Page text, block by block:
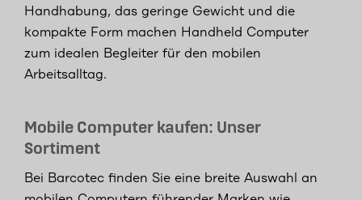
Handhabung, das geringe Gewicht und die
kompakte Form machen Handheld Computer
zum idealen Begleiter für den mobilen
Arbeitsalltag.
Mobile Computer kaufen: Unser
Sortiment
Bei Barcotec finden Sie eine breite Auswahl an